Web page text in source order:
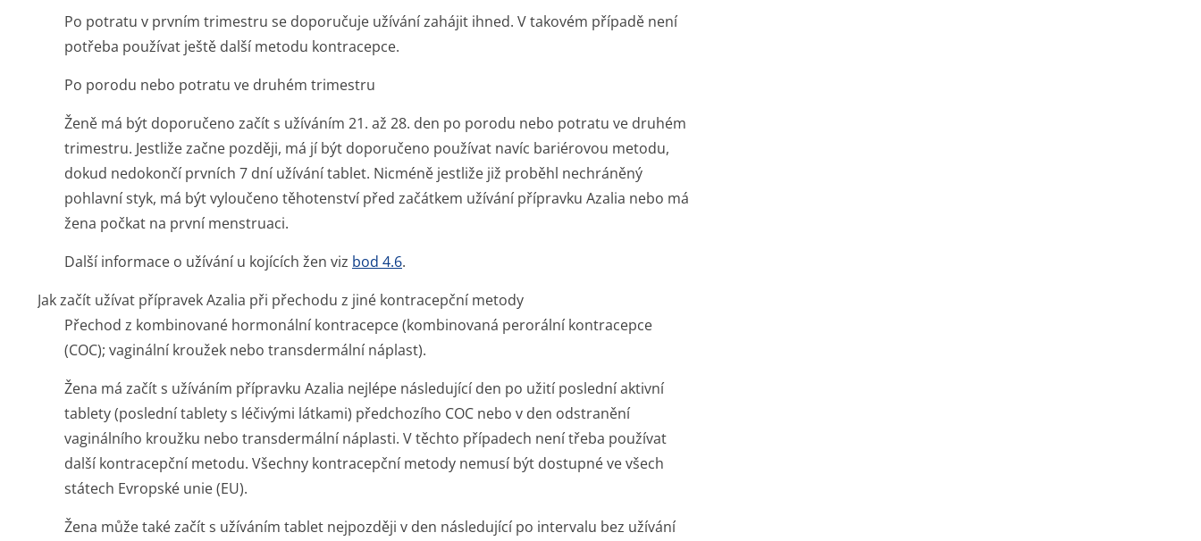
Po potratu v prvním trimestru se doporučuje užívání zahájit ihned. V takovém případě není
potřeba používat ještě další metodu kontracepce.
Po porodu nebo potratu ve druhém trimestru
Ženě má být doporučeno začít s užíváním 21. až 28. den po porodu nebo potratu ve druhém
trimestru. Jestliže začne později, má jí být doporučeno používat navíc bariérovou metodu,
dokud nedokončí prvních 7 dní užívání tablet. Nicméně jestliže již proběhl nechráněný
pohlavní styk, má být vyloučeno těhotenství před začátkem užívání přípravku Azalia nebo má
žena počkat na první menstruaci.
Další informace o užívání u kojících žen viz bod 4.6.
Jak začít užívat přípravek Azalia při přechodu z jiné kontracepční metody
Přechod z kombinované hormonální kontracepce (kombinovaná perorální kontracepce
(COC); vaginální kroužek nebo transdermální náplast).
Žena má začít s užíváním přípravku Azalia nejlépe následující den po užití poslední aktivní
tablety (poslední tablety s léčivými látkami) předchozího COC nebo v den odstranění
vaginálního kroužku nebo transdermální náplasti. V těchto případech není třeba používat
další kontracepční metodu. Všechny kontracepční metody nemusí být dostupné ve všech
státech Evropské unie (EU).
Žena může také začít s užíváním tablet nejpozději v den následující po intervalu bez užívání